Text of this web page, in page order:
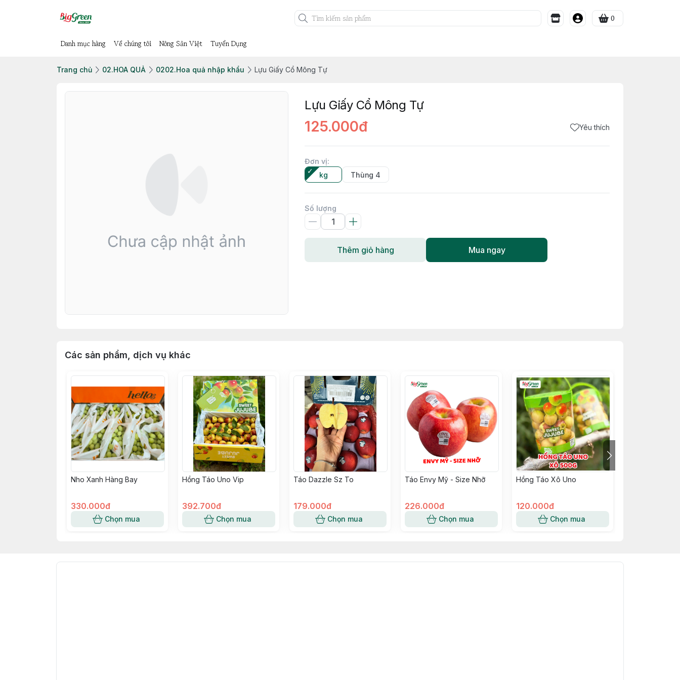
0
Danh mục hàng Về chúng tôi Nông Sản Việt Tuyển Dụng
Trang chủ 02.HOA QUẢ 0202.Hoa quả nhập khẩu Lựu Giấy Cổ Mông Tự
Lựu Giấy Cổ Mông Tự
125.000đ Yêu thích
Đơn vị:
kg
Thùng 4
Số lượng
Thêm giỏ hàng Mua ngay
Các sản phẩm, dịch vụ khác
Nho Xanh Hàng Bay
330.000đ
Chọn mua
Hồng Táo Uno Vip
392.700đ
Chọn mua
Táo Dazzle Sz To
179.000đ
Chọn mua
Táo Envy Mỹ - Size Nhỡ
226.000đ
Chọn mua
Hồng Táo Xô Uno
120.000đ
Chọn mua